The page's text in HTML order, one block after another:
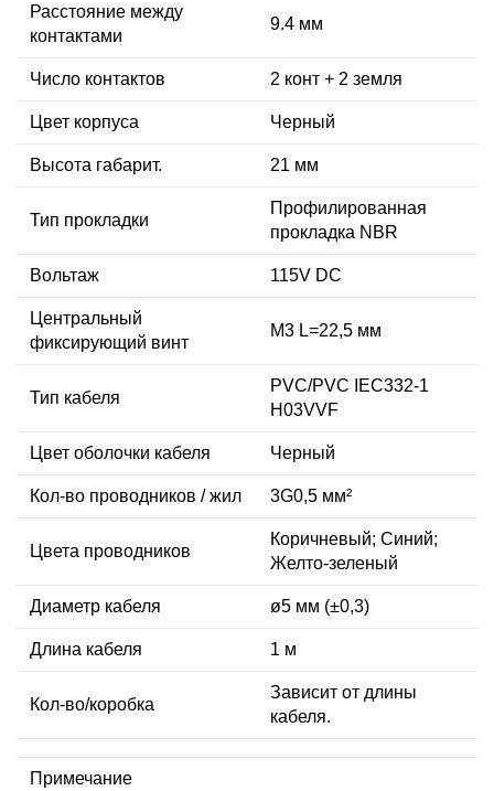
Расстояние между
контактами
9.4 мм
Число контактов 2 конт + 2 земля
Цвет корпуса Черный
Высота габарит. 21 мм
Тип прокладки
Профилированная
прокладка NBR
Вольтаж 115V DC
Центральный
фиксирующий винт
М3 L=22,5 мм
Тип кабеля
PVC/PVC IEC332-1
H03VVF
Цвет оболочки кабеля Черный
Кол-во проводников / жил 3G0,5 мм²
Цвета проводников
Коричневый; Синий;
Желто-зеленый
Диаметр кабеля ø5 мм (±0,3)
Длина кабеля 1 м
Кол-во/коробка
Зависит от длины
кабеля.
Примечание